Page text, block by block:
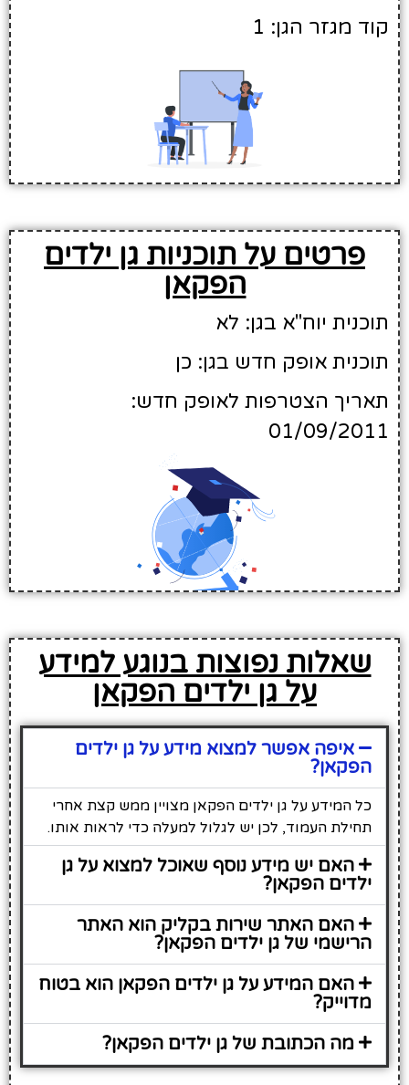
קוד מגזר הגן: 1
פרטים על תוכניות גן ילדים
הפקאן
תוכנית יוח"א בגן: לא
תוכנית אופק חדש בגן: כן
תאריך הצטרפות לאופק חדש:
01/09/2011
שאלות נפוצות בנוגע למידע
על גן ילדים הפקאן
איפה אפשר למצוא מידע על גן ילדים
הפקאן?
כל המידע על גן ילדים הפקאן מצויין ממש קצת אחרי
תחילת העמוד, לכן יש לגלול למעלה כדי לראות אותו.
האם יש מידע נוסף שאוכל למצוא על גן
ילדים הפקאן?
האם האתר שירות בקליק הוא האתר
הרישמי של גן ילדים הפקאן?
האם המידע על גן ילדים הפקאן הוא בטוח
מדוייק?
מה הכתובת של גן ילדים הפקאן?